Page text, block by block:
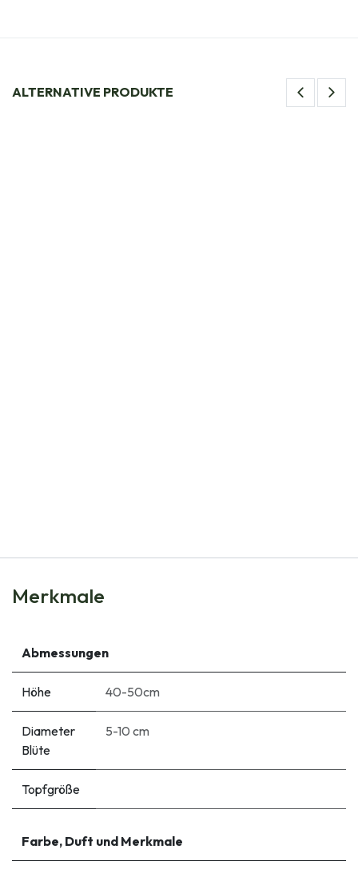
ALTERNATIVE PRODUKTE
Merkmale
Abmessungen
Höhe 40-50cm
Diameter
Blüte
5-10 cm
Topfgröße
Farbe, Duft und Merkmale